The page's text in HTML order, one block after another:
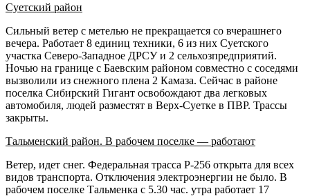
Суетский район
Сильный ветер с метелью не прекращается со вчерашнего
вечера. Работает 8 единиц техники, 6 из них Суетского
участка Северо-Западное ДРСУ и 2 сельхозпредприятий.
Ночью на границе с Баевским районом совместно с соседями
вызволили из снежного плена 2 Камаза. Сейчас в районе
поселка Сибирский Гигант освобождают два легковых
автомобиля, людей разместят в Верх-Суетке в ПВР. Трассы
закрыты.
Тальменский район. В рабочем поселке — работают
Ветер, идет снег. Федеральная трасса Р-256 открыта для всех
видов транспорта. Отключения электроэнергии не было. В
рабочем поселке Тальменка с 5.30 час. утра работает 17